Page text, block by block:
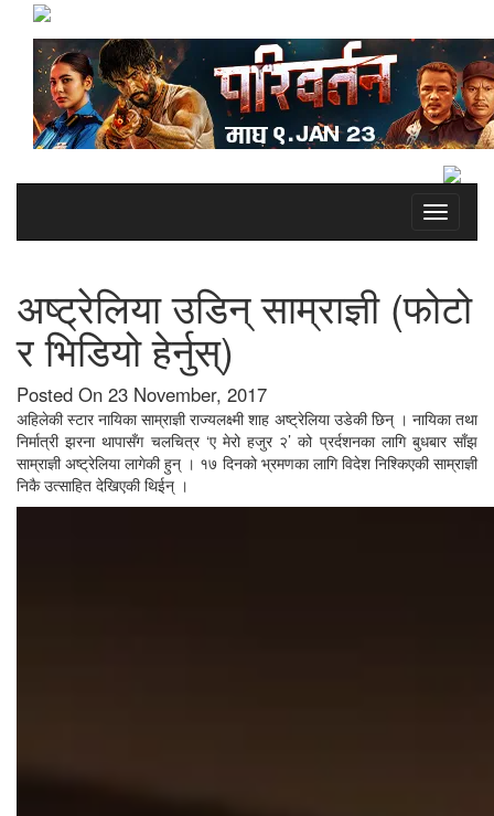
Toggle
अष्ट्रेलिया उडिन् साम्राज्ञी (फोटो
र भिडियो हेर्नुस्)
Posted On 23 November, 2017
अहिलेकी स्टार नायिका साम्राज्ञी राज्यलक्ष्मी शाह अष्ट्रेलिया उडेकी छिन् । नायिका तथा
निर्मात्री झरना थापासँग चलचित्र ‘ए मेरो हजुर २’ को प्रर्दशनका लागि बुधबार साँझ
साम्राज्ञी अष्ट्रेलिया लागेकी हुन् । १७ दिनको भ्रमणका लागि विदेश निश्किएकी साम्राज्ञी
निकै उत्साहित देखिएकी थिईन् ।